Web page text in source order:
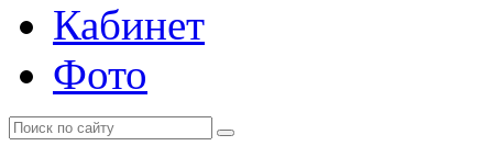
Кабинет
Фото